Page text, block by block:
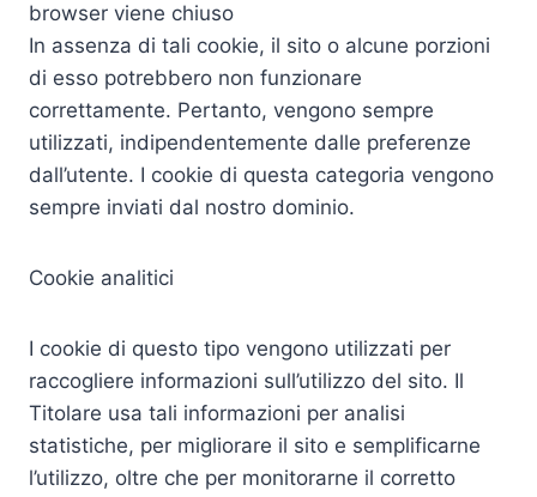
browser viene chiuso
In assenza di tali cookie, il sito o alcune porzioni
di esso potrebbero non funzionare
correttamente. Pertanto, vengono sempre
utilizzati, indipendentemente dalle preferenze
dall’utente. I cookie di questa categoria vengono
sempre inviati dal nostro dominio.
Cookie analitici
I cookie di questo tipo vengono utilizzati per
raccogliere informazioni sull’utilizzo del sito. Il
Titolare usa tali informazioni per analisi
statistiche, per migliorare il sito e semplificarne
l’utilizzo, oltre che per monitorarne il corretto